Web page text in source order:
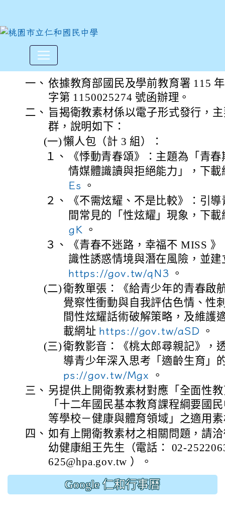
衛生福利部國民健康署為提
一、 依據教育部國民及學前教育署 115
字第 1150025274 號函辦理。
二、 旨揭衛教素材係以電子形式發行，
群，說明如下：
(一)懶人包（計 3 組）：
１、
《悸動青春頌》：主題為「青
情媒體識讀與拒絕能力」，下
Es
。
２、
《不需炫耀、不是比較》：引
間常見的「性炫耀」現象，下
gK
。
３、
《青春不迷路，幸福不 MISS
識性誘惑情境與潛在風險，並
https://gov.tw/qN3
。
(二)衛教單張：《給青少年的青春啟
覺察性衝動與自我評估色情、性
間性炫耀話術破解策略，及維護
載網址 https://gov.tw/aSD
。
(三)衛教影音：《桃太郎尋親記》，
導青少年深入思考「適齡生育」
ps://gov.tw/Mgx
。
三、 另提供上開衛教素材對應「全面性
「十二年國民基本教育課程綱要國
等學校－健康與體育領域」之適用
四、 如有上開衛教素材之相關問題，請
幼健康組王先生（電話： 02-
625@hpa.gov.tw ）。
Google 仁和行事曆